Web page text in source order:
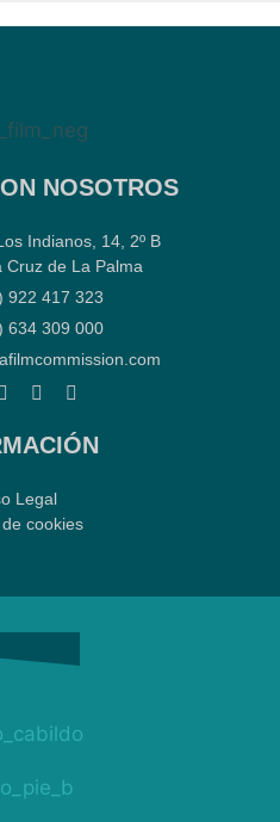
NOSOTROS
Indianos, 14, 2º B
Cruz de La Palma
922 417 323
634 309 000
Legal
cookies